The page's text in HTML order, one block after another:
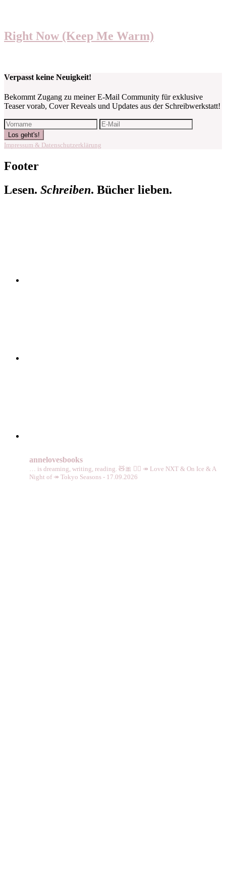
Right Now (Keep Me Warm)
Verpasst keine Neuigkeit!
Bekommt Zugang zu meiner E-Mail Community für exklusive
Teaser vorab, Cover Reveals und Updates aus der Schreibwerkstatt!
Impressum & Datenschutzerklärung
Footer
Lesen. Schreiben. Bücher lieben.
annelovesbooks
… is dreaming, writing, reading. 🧸🎀 🏳️‍🌈 ↠ Love NXT & On Ice & A
Night of ↠ Tokyo Seasons - 17.09.2026